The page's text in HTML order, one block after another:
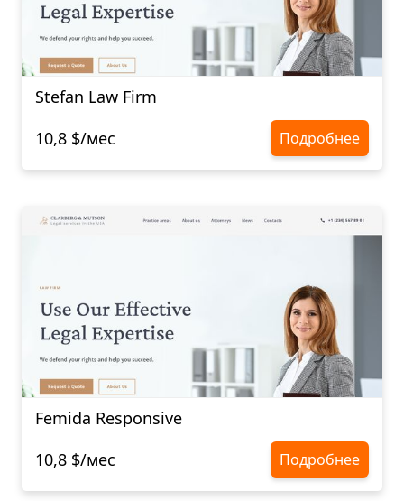
Stefan Law Firm
10,8 $/мес
Подробнее
Femida Responsive
10,8 $/мес
Подробнее